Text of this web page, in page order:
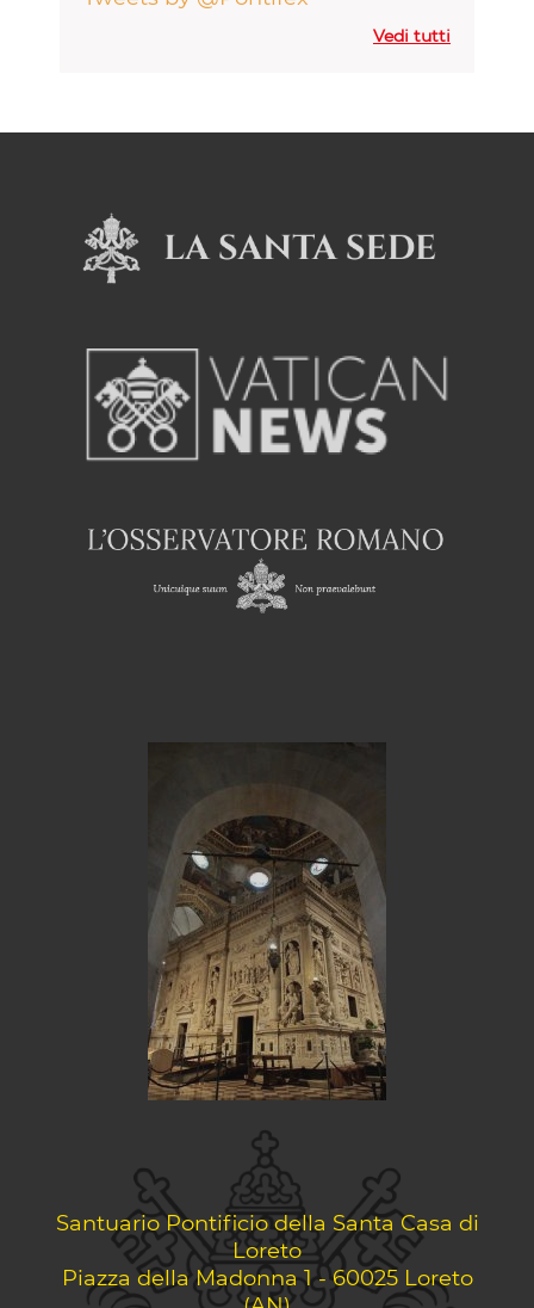
Vedi tutti
Santuario Pontificio della Santa Casa di
Loreto
Piazza della Madonna 1 - 60025 Loreto